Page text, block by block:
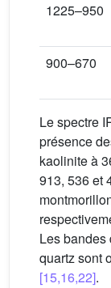
1225–950
900–670
Le spectre
présence
kaolinite à
913, 536 et
Les bandes
quartz sont
[15,16,22].